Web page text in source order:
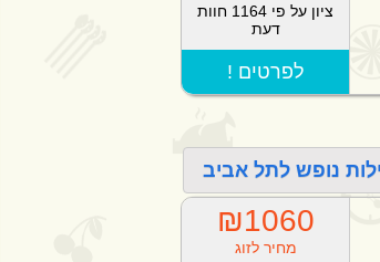
ציון על פי 1164 חוות
דעת
! לפרטים
₪1060
מחיר לזוג